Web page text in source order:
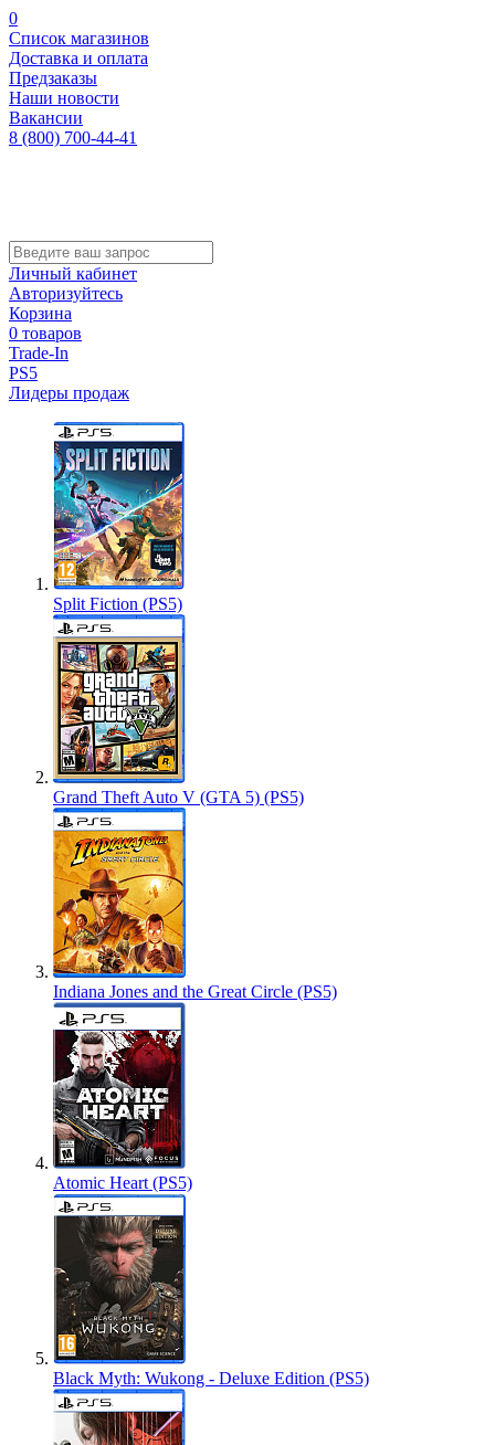
0
Список магазинов
Доставка и оплата
Предзаказы
Наши новости
Вакансии
8 (800) 700-44-41
Личный кабинет
Авторизуйтесь
Корзина
0 товаров
Trade-In
PS5
Лидеры продаж
Split Fiction (PS5)
Grand Theft Auto V (GTA 5) (PS5)
Indiana Jones and the Great Circle (PS5)
Atomic Heart (PS5)
Black Myth: Wukong - Deluxe Edition (PS5)